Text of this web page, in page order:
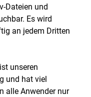
Dateien und
Es wird
an jedem Dritten
unseren
und hat viel
alle Anwender nur